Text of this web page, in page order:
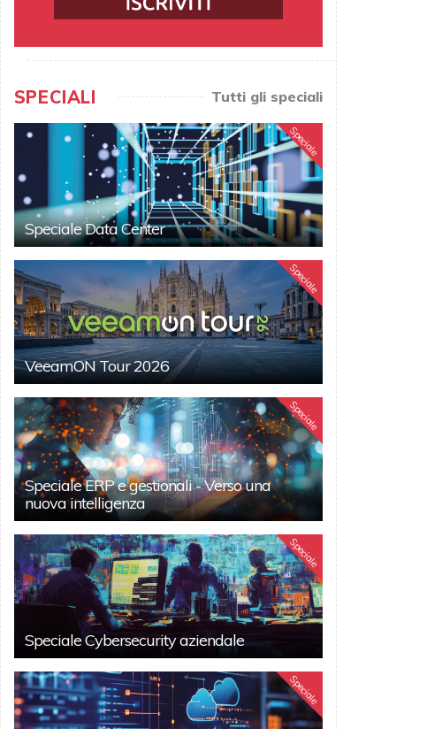
SPECIALI Tutti gli speciali
Speciale
Speciale Data Center
Speciale
VeeamON Tour 2026
Speciale
Speciale ERP e gestionali - Verso una
nuova intelligenza
Speciale
Speciale Cybersecurity aziendale
Speciale